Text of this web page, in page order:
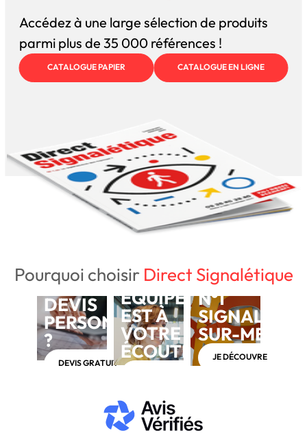
Accédez à une large sélection de produits
parmi plus de 35 000 références !
CATALOGUE PAPIER CATALOGUE EN LIGNE
Pourquoi choisir Direct Signalétique
BESOIN D'UN
DEVIS
PERSONNALISÉ
?
DEVIS GRATUIT
NOTRE
ÉQUIPE
EST À
VOTRE
ÉCOUTE
N°1
SUR-
JE DÉCOUVRE